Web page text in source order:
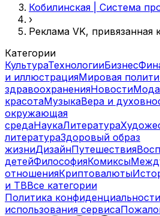
Кобилинская | Система
›
Реклама VK, привязанная
Категории
КультураТехнологииБизнес
и иллюстрацияМировая
здравоохраненияНовости
красотаМузыкаВера и
окружающая
средаНаукаЛитература
литератураЗдоровый образ
жизниДизайнПутешествия
детейФилософияКомиксы
отношенияКриптовалюты
и ТВВсе категории
Политика конфиденциальности
использования сервиса